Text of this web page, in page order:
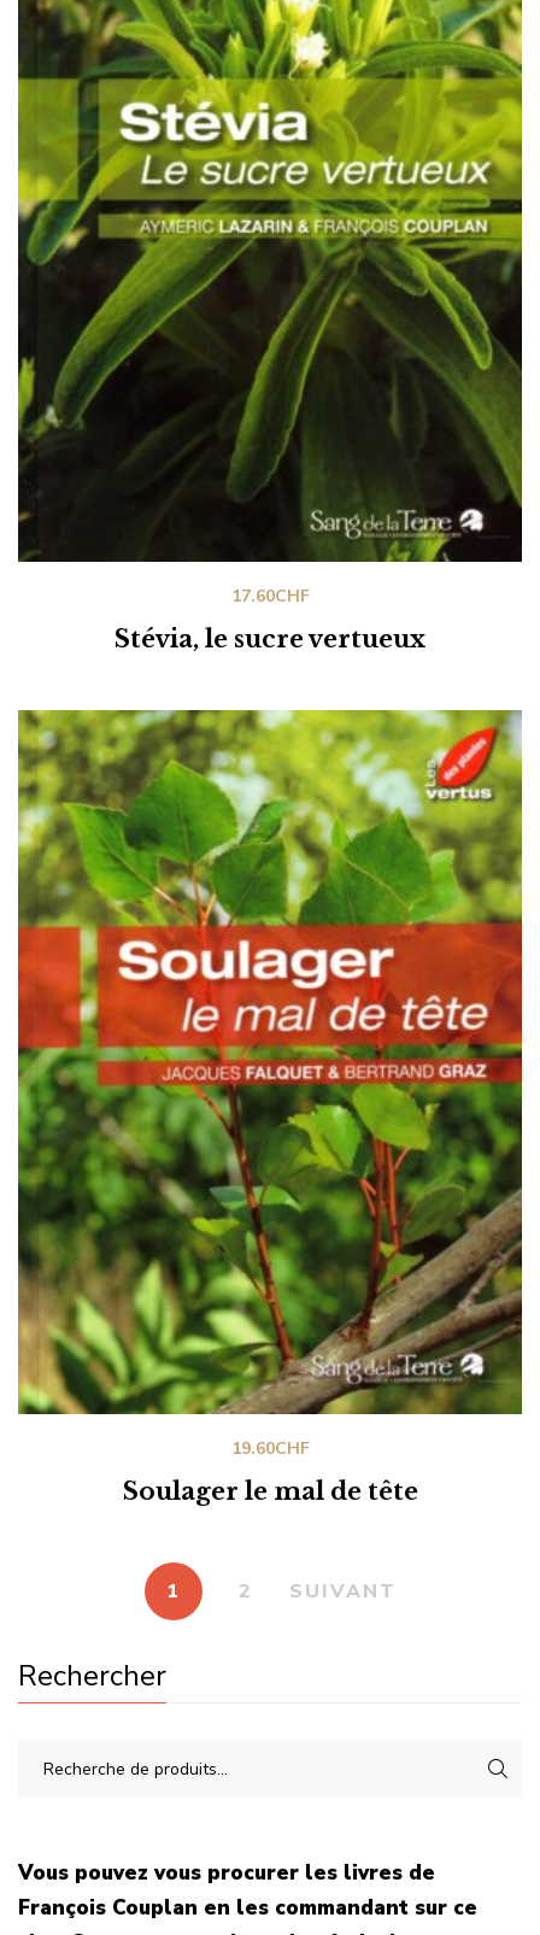
Stévia, le sucre vertueux
17.60CHF
Soulager le mal de tête
19.60CHF
1 2 SUIVANT
Rechercher
Vous pouvez vous procurer les livres de
François Couplan en les commandant sur ce